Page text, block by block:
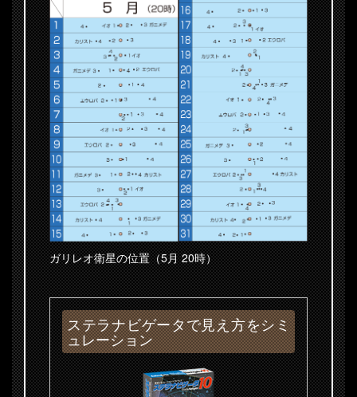
ガリレオ衛星の位置（5月 20時）
ステラナビゲータで見え方をシミ
ュレーション